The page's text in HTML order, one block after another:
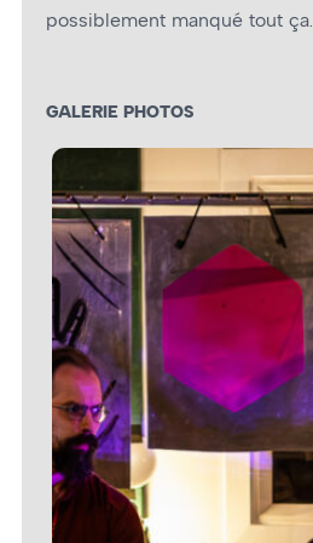
possiblement manqué tout ça.
GALERIE PHOTOS